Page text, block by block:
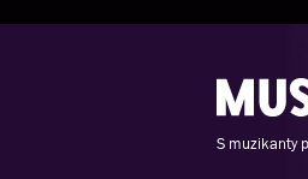
S muzikanty